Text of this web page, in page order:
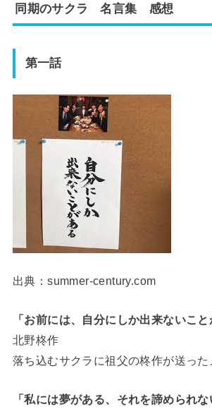
同期のサクラ 名言集 感想
第一話
出典：summer-century.com
「お前には、自分にしか出来ないこと
北野柊作
落ち込むサクラに祖父の柊作が送った
「私には夢がある、それを諦められ